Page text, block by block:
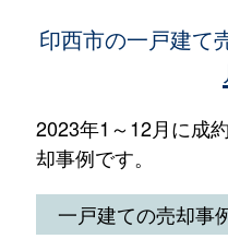
印西市の一戸建て
2023年1～12月に成
却事例です。
一戸建ての売却事